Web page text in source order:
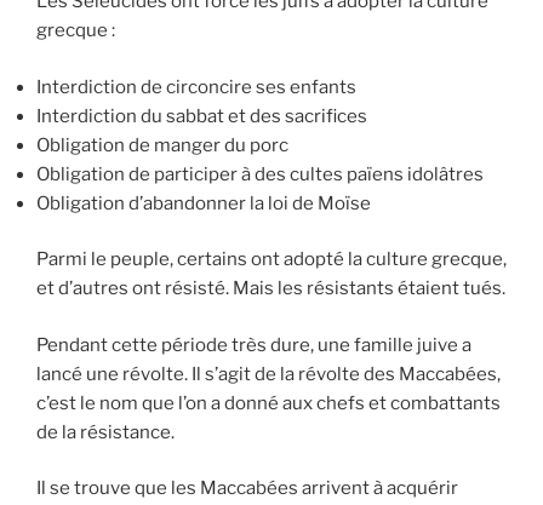
grecque :
Interdiction de circoncire ses enfants
Interdiction du sabbat et des sacrifices
Obligation de manger du porc
Obligation de participer à des cultes païens idolâtres
Obligation d’abandonner la loi de Moïse
Parmi le peuple, certains ont adopté la culture grecque,
et d’autres ont résisté. Mais les résistants étaient tués.
Pendant cette période très dure, une famille juive a
lancé une révolte. Il s’agit de la révolte des Maccabées,
c’est le nom que l’on a donné aux chefs et combattants
de la résistance.
Il se trouve que les Maccabées arrivent à acquérir